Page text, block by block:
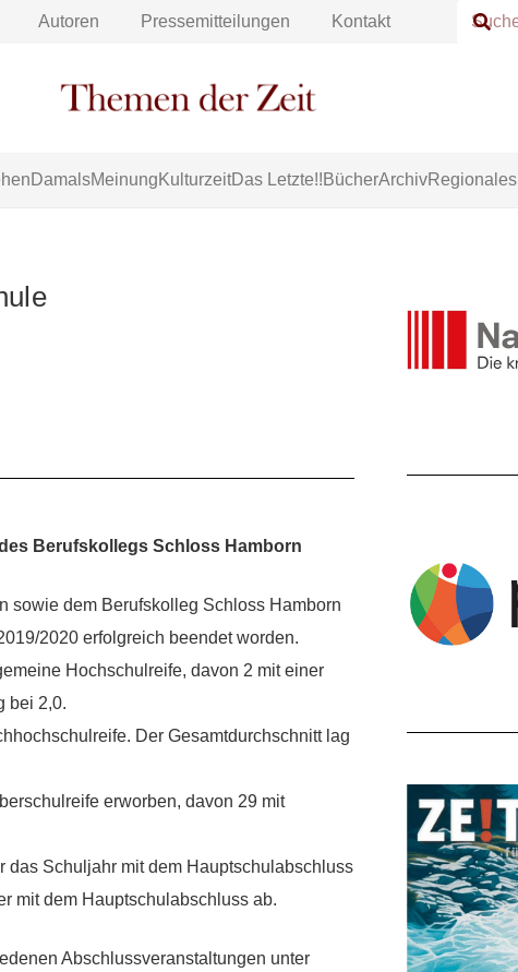
Autoren Pressemitteilungen Kontakt
DamalsMeinung KulturzeitDas Letzte!! BücherArchivRegionales
Berufskollegs Schloss Hamborn
sowie dem Berufskolleg Schloss Hamborn
2020 erfolgreich beendet worden.
Hochschulreife, davon 2 mit einer
bei 2,0.
Der Gesamtdurchschnitt lag
erworben, davon 29 mit
Schuljahr mit dem Hauptschulabschluss
mit dem Hauptschulabschluss ab.
Abschlussveranstaltungen unter